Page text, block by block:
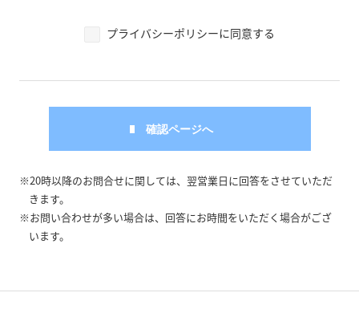
プライバシーポリシーに同意する
※20時以降のお問合せに関しては、翌営業日に回答をさせていただ
きます。
※お問い合わせが多い場合は、回答にお時間をいただく場合がござ
います。